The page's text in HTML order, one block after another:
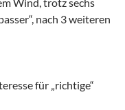
nach 3 weiteren
für „richtige“